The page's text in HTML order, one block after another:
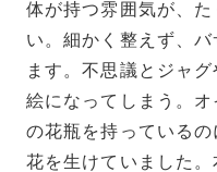
体が持つ雰囲気が、
い。細かく整えず、
ます。不思議とジャ
絵になってしまう。
の花瓶を持っている
花を生けていました